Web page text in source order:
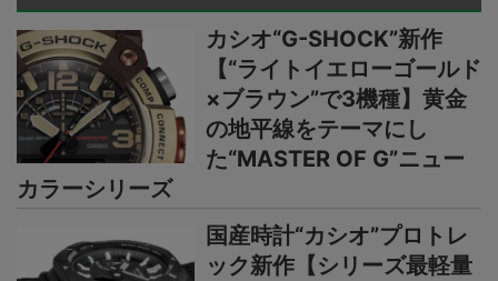
カシオ“G-SHOCK”新作
【“ライトイエローゴールド
×ブラウン”で3機種】黄金
の地平線をテーマにし
た“MASTER OF G”ニュー
カラーシリーズ
国産時計“カシオ”プロトレ
ック新作【シリーズ最軽量